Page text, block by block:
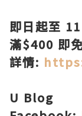
即日起至
滿$400 即
詳情:
U Blog